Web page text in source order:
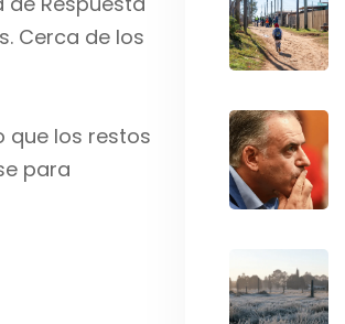
Cerca de los
que los restos
para